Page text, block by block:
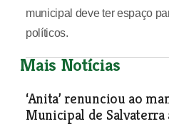
municipal deve ter espaço
políticos.
Mais Notícias
‘Anita’ renunciou ao
Municipal de Salvaterra